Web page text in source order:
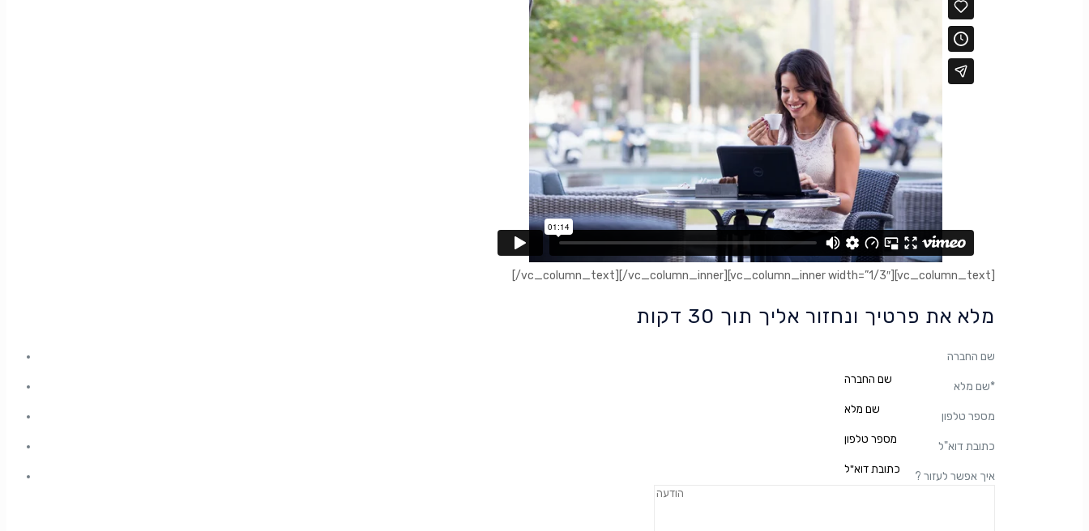
[/vc_column_text][/vc_column_inner][vc_column_inner width=”1/3″][vc_column_text]
מלא את פרטיך ונחזור אליך תוך 30 דקות
שם החברה
שם מלא*
מספר טלפון
כתובת דוא"ל
? איך אפשר לעזור